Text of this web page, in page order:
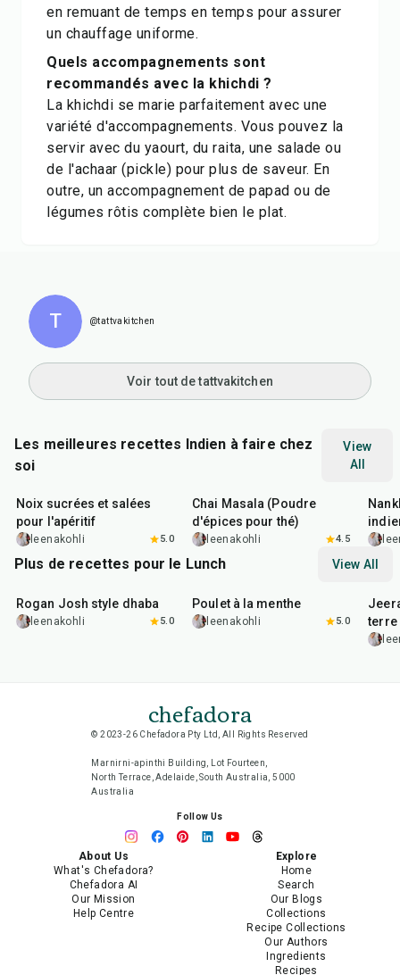
en remuant de temps en temps pour assurer
un chauffage uniforme.
Quels accompagnements sont
recommandés avec la khichdi ?
La khichdi se marie parfaitement avec une
variété d'accompagnements. Vous pouvez la
servir avec du yaourt, du raita, une salade ou
de l'achaar (pickle) pour plus de saveur. En
outre, un accompagnement de papad ou de
légumes rôtis complète bien le plat.
T @tattvakitchen
Voir tout de tattvakitchen
Les meilleures recettes Indien à faire chez
soi
View
All
15
Noix sucrées et salées
pour l'apéritif
leenakohli 5.0
Chai Masala (Poudre
d'épices pour thé)
leenakohli 4.5
Plus de recettes pour le Lunch View All
Rogan Josh style dhaba
leenakohli 5.0
Poulet à la menthe
leenakohli 5.0
terre
chefadora
© 2023-26 Chefadora Pty Ltd, All Rights Reserved
Marnirni-apinthi Building, Lot Fourteen,
North Terrace, Adelaide, South Australia, 5000
Australia
Follow Us
About Us
What's Chefadora?
Chefadora AI
Our Mission
Help Centre
Explore
Home
Search
Our Blogs
Collections
Recipe Collections
Our Authors
Ingredients
Recipes